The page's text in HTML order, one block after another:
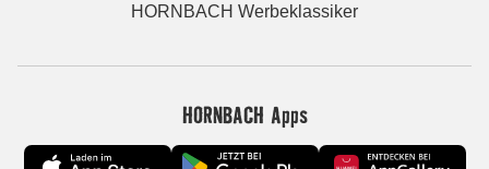
HORNBACH Werbeklassiker
HORNBACH Apps